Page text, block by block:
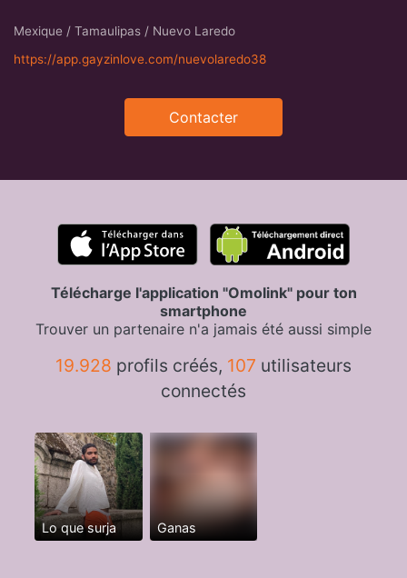
Mexique / Tamaulipas / Nuevo Laredo
https://app.gayzinlove.com/nuevolaredo38
Contacter
Télécharge l'application "Omolink" pour ton
smartphone
Trouver un partenaire n'a jamais été aussi simple
19.928 profils créés, 107 utilisateurs
connectés
Lo que surja Ganas